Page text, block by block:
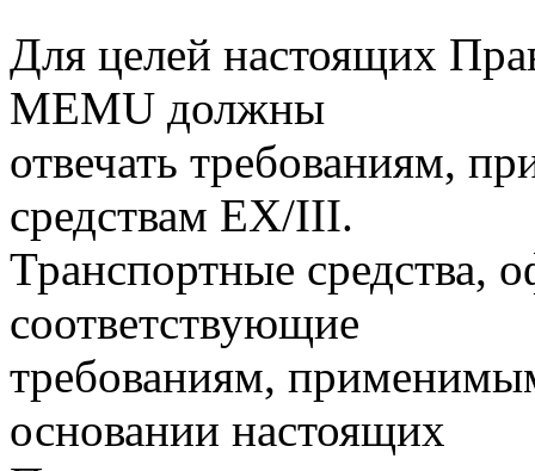
Для целей настоящих
MEMU должны
отвечать требованиям,
средствам EX/III.
Транспортные средства,
соответствующие
требованиям,
основании настоящих